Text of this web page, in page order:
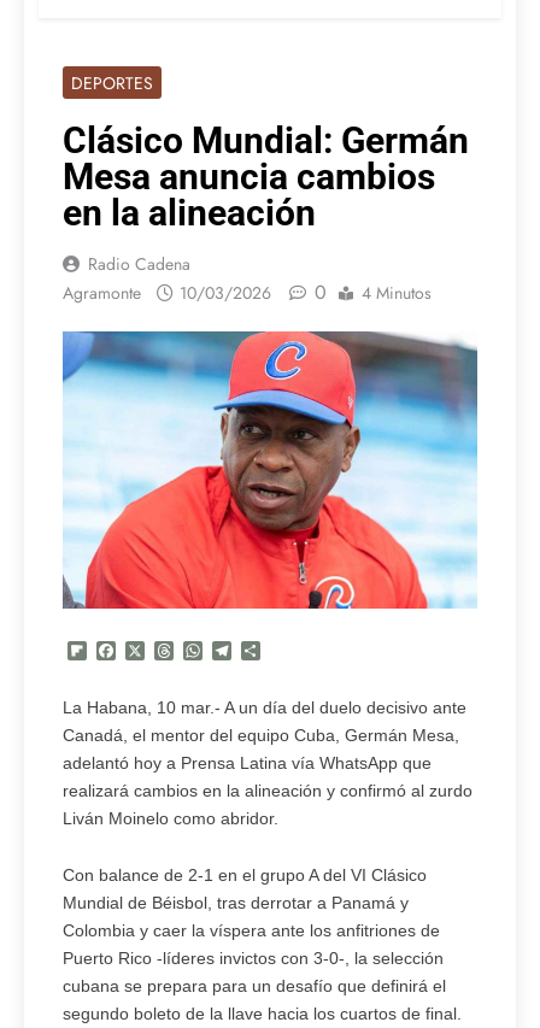
DEPORTES
Clásico Mundial: Germán
Mesa anuncia cambios
en la alineación
Radio Cadena
Agramonte
10/03/2026 0 4 Minutos
Flipboard
FacebookThreadsWhatsApp
Telegram
La Habana, 10 mar.- A un día del duelo decisivo ante
Canadá, el mentor del equipo Cuba, Germán Mesa,
adelantó hoy a Prensa Latina vía WhatsApp que
realizará cambios en la alineación y confirmó al zurdo
Liván Moinelo como abridor.
Con balance de 2-1 en el grupo A del VI Clásico
Mundial de Béisbol, tras derrotar a Panamá y
Colombia y caer la víspera ante los anfitriones de
Puerto Rico -líderes invictos con 3-0-, la selección
cubana se prepara para un desafío que definirá el
segundo boleto de la llave hacia los cuartos de final.